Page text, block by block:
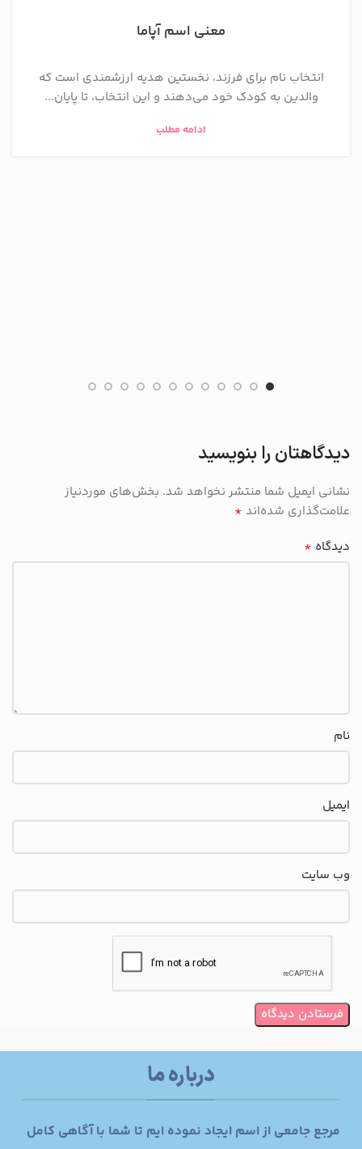
معنی اسم آپاما
انتخاب نام برای فرزند، نخستین هدیه ارزشمندی است که
والدین به کودک خود می‌دهند و این انتخاب، تا پایان...
ادامه مطلب
دیدگاهتان را بنویسید
نشانی ایمیل شما منتشر نخواهد شد. بخش‌های موردنیاز
علامت‌گذاری شده‌اند *
دیدگاه *
نام
ایمیل
وب‌ سایت
درباره ما
مرجع جامعی از اسم ایجاد نموده ایم تا شما با آگاهی کامل